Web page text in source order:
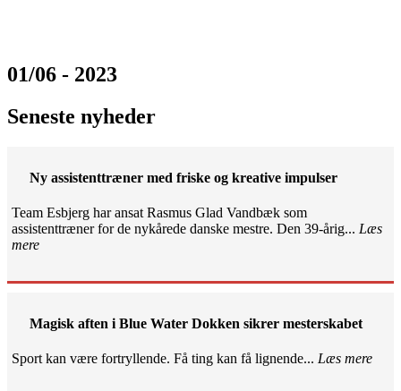
01/06 - 2023
Seneste nyheder
Ny assistenttræner med friske og kreative impulser
Team Esbjerg har ansat Rasmus Glad Vandbæk som
assistenttræner for de nykårede danske mestre. Den 39-årig... Læs
mere
Magisk aften i Blue Water Dokken sikrer mesterskabet
Sport kan være fortryllende. Få ting kan få lignende... Læs mere